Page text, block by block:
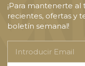
¡Para mantenerte
recientes, ofertas y
boletín semanal!
Email